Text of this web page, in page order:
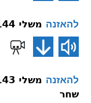
להאזנה משלי 144 פרק א פסוק כט תחת
להאזנה
שחר